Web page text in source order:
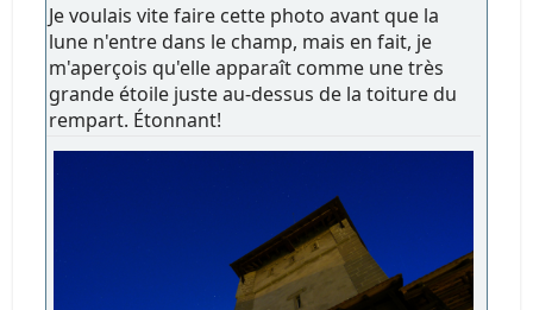
Je voulais vite faire cette photo avant que la
lune n'entre dans le champ, mais en fait, je
m'aperçois qu'elle apparaît comme une très
grande étoile juste au-dessus de la toiture du
rempart. Étonnant!